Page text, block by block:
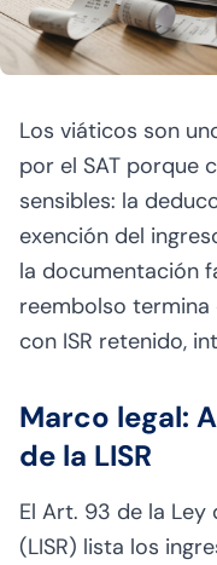
Los viáticos son
por el SAT porque
sensibles: la
exención del
la documentación
reembolso
con ISR retenido,
Marco legal:
de la LISR
El Art. 93 de la Ley
(LISR) lista los